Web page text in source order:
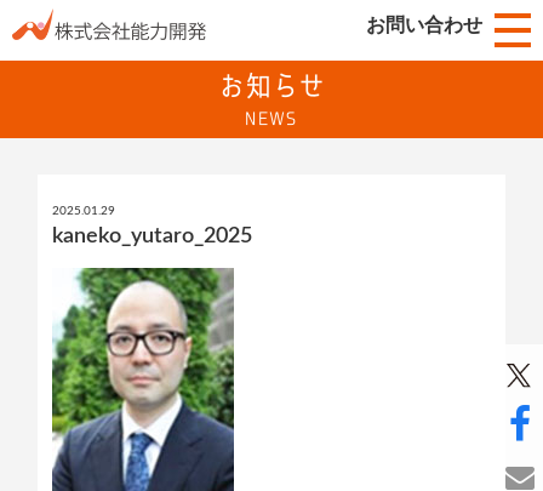
お問い合わせ
お知らせ
NEWS
2025.01.29
kaneko_yutaro_2025